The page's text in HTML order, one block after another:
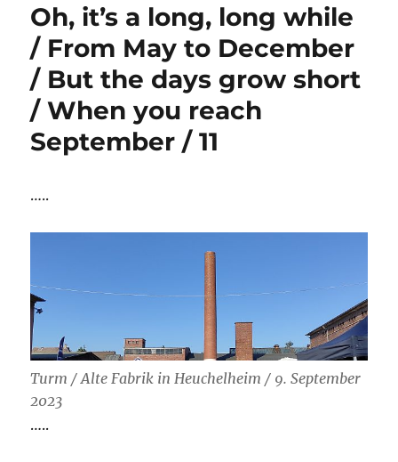
Oh, it’s a long, long while
/ From May to December
/ But the days grow short
/ When you reach
September / 11
…..
Turm / Alte Fabrik in Heuchelheim / 9. September
2023
…..